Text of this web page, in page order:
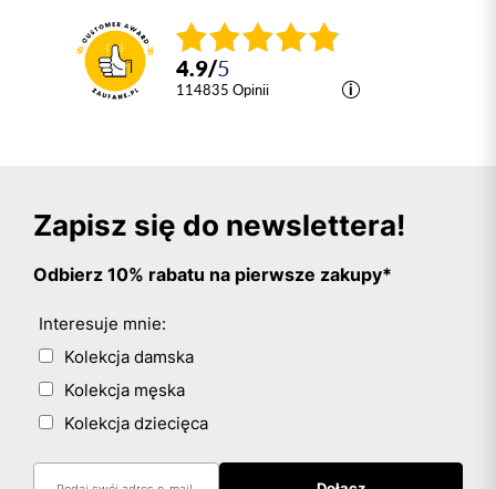
4.9/5
114835 opinii
Zapisz się do newslettera!
Odbierz 10% rabatu na pierwsze zakupy*
Interesuje mnie:
Kolekcja damska
Kolekcja męska
Kolekcja dziecięca